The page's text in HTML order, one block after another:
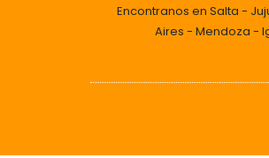
Encontranos en Salta -
Aires - Mendoza -